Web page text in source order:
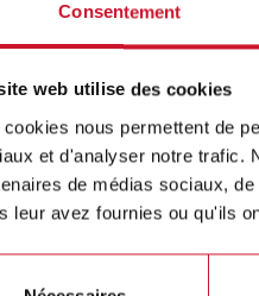
Consentement
web utilise des cookies
cookies nous permettent de
et d'analyser notre trafic.
de médias sociaux,
leur avez fournies ou qu'ils